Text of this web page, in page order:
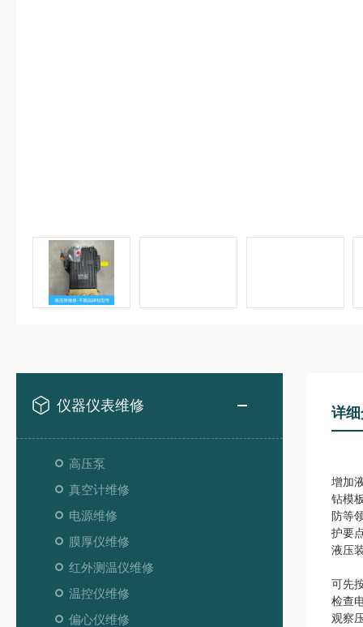
仪器仪表维修
高压泵
真空计维修
电源维修
膜厚仪维修
红外测温仪维修
温控仪维修
偏心仪维修
详
增加
钻模
防等
护要
液压
可先
检查
观察